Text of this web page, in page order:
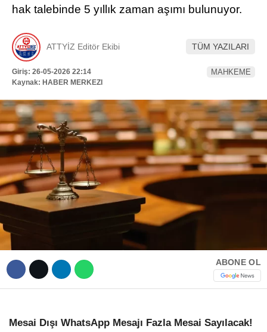
Facebook
Instagram
Youtube
TikTok
Dribbble
Telegram
hak talebinde 5 yıllık zaman aşımı bulunuyor.
ATTYİZ Editör Ekibi TÜM YAZILARI
Giriş: 26-05-2026 22:14
Kaynak: HABER MERKEZI
MAHKEME
ABONE OL
Mesai Dışı WhatsApp Mesajı Fazla Mesai Sayılacak!